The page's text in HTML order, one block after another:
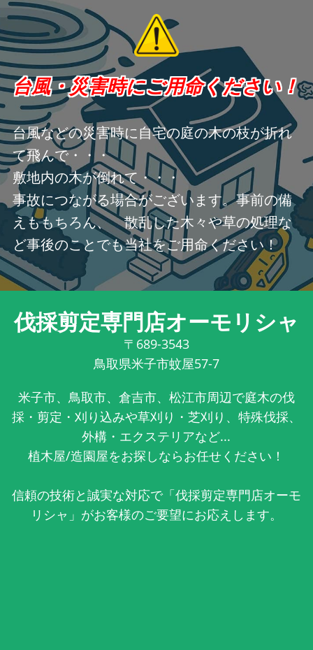
台風・災害時にご用命ください！
台風などの災害時に自宅の庭の木の枝が折れ
て飛んで・・・
敷地内の木が倒れて・・・
事故につながる場合がございます。事前の備
えももちろん、 散乱した木々や草の処理な
ど事後のことでも当社をご用命ください！
伐採剪定専門店オーモリシャ
〒689-3543
鳥取県米子市蚊屋57-7
米子市、鳥取市、倉吉市、松江市周辺で庭木の伐
採・剪定・刈り込みや草刈り・芝刈り、特殊伐採、
外構・エクステリアなど...
植木屋/造園屋をお探しならお任せください！
信頼の技術と誠実な対応で「伐採剪定専門店オーモ
リシャ」がお客様のご要望にお応えします。